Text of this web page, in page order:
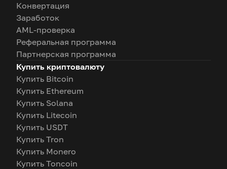
Конвертация
Заработок
AML-проверка
Реферальная программа
Партнерская программа
Купить криптовалюту
Купить Bitcoin
Купить Ethereum
Купить Solana
Купить Litecoin
Купить USDT
Купить Tron
Купить Monero
Купить Toncoin